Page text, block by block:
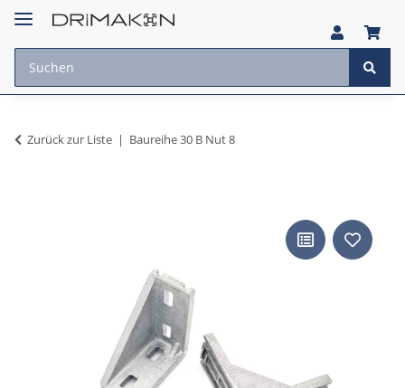
Zurück zur Liste Baureihe 30 B Nut 8